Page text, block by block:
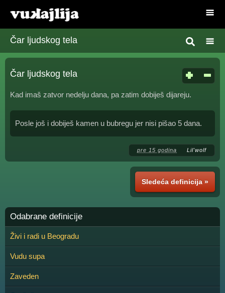
Čar ljudskog tela
Čar ljudskog tela
Kad imaš zatvor nedelju dana, pa zatim dobiješ dijareju.
Posle još i dobiješ kamen u bubregu jer nisi pišao 5 dana.
pre 15 godina Lil'wolf
Sledeća definicija »
Odabrane definicije
Živi i radi u Beogradu
Vudu supa
Zaveden